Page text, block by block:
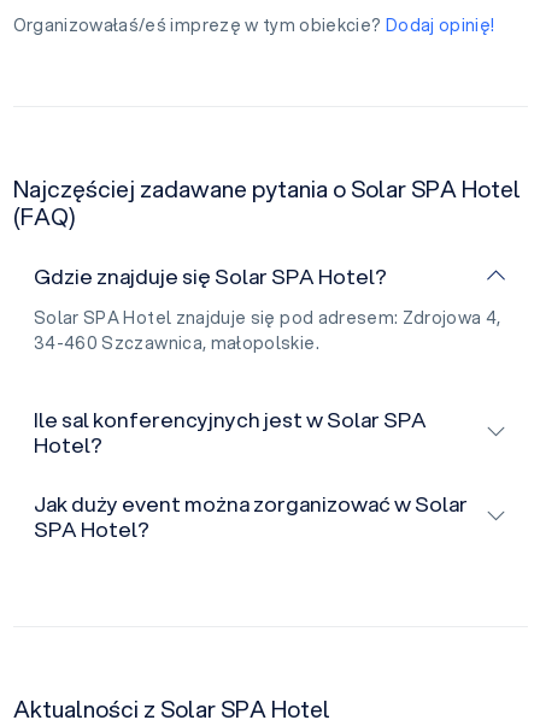
Organizowałaś/eś imprezę w tym obiekcie? Dodaj opinię!
Najczęściej zadawane pytania o Solar SPA Hotel
(FAQ)
Gdzie znajduje się Solar SPA Hotel?
Solar SPA Hotel znajduje się pod adresem: Zdrojowa 4,
34-460 Szczawnica, małopolskie.
Ile sal konferencyjnych jest w Solar SPA
Hotel?
Jak duży event można zorganizować w Solar
SPA Hotel?
Aktualności z Solar SPA Hotel